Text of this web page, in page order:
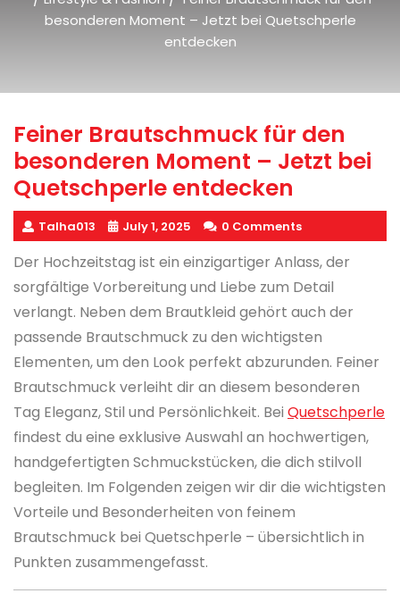
besonderen Moment – Jetzt bei Quetschperle
entdecken
Feiner Brautschmuck für den
besonderen Moment – Jetzt bei
Quetschperle entdecken
Talha013 July 1, 2025 0 Comments
Der Hochzeitstag ist ein einzigartiger Anlass, der
sorgfältige Vorbereitung und Liebe zum Detail
verlangt. Neben dem Brautkleid gehört auch der
passende Brautschmuck zu den wichtigsten
Elementen, um den Look perfekt abzurunden. Feiner
Brautschmuck verleiht dir an diesem besonderen
Tag Eleganz, Stil und Persönlichkeit. Bei Quetschperle
findest du eine exklusive Auswahl an hochwertigen,
handgefertigten Schmuckstücken, die dich stilvoll
begleiten. Im Folgenden zeigen wir dir die wichtigsten
Vorteile und Besonderheiten von feinem
Brautschmuck bei Quetschperle – übersichtlich in
Punkten zusammengefasst.